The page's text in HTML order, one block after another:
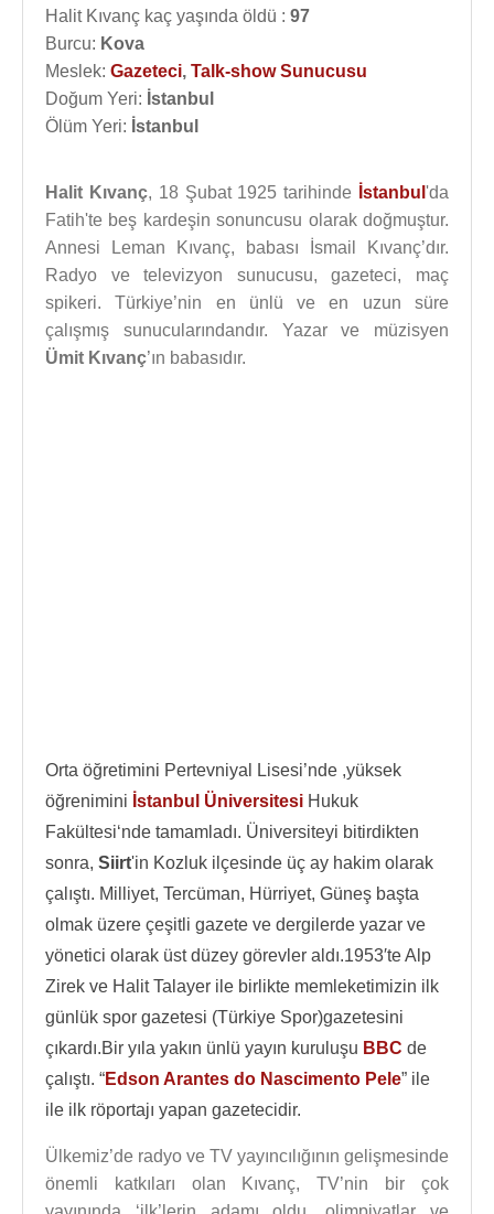
Halit Kıvanç kaç yaşında öldü : 97
Burcu: Kova
Meslek: Gazeteci, Talk-show Sunucusu
Doğum Yeri: İstanbul
Ölüm Yeri: İstanbul
Halit Kıvanç, 18 Şubat 1925 tarihinde İstanbul 'da
Fatih'te beş kardeşin sonuncusu olarak doğmuştur.
Annesi Leman Kıvanç, babası İsmail Kıvanç’dır.
Radyo ve televizyon sunucusu, gazeteci, maç
spikeri. Türkiye’nin en ünlü ve en uzun süre
çalışmış sunucularındandır. Yazar ve müzisyen
Ümit Kıvanç’ın babasıdır.
Orta öğretimini Pertevniyal Lisesi’nde ,yüksek
öğrenimini İstanbul Üniversitesi Hukuk
Fakültesi‘nde tamamladı. Üniversiteyi bitirdikten
sonra, Siirt'in Kozluk ilçesinde üç ay hakim olarak
çalıştı. Milliyet, Tercüman, Hürriyet, Güneş başta
olmak üzere çeşitli gazete ve dergilerde yazar ve
yönetici olarak üst düzey görevler aldı.1953′te Alp
Zirek ve Halit Talayer ile birlikte memleketimizin ilk
günlük spor gazetesi (Türkiye Spor)gazetesini
çıkardı.Bir yıla yakın ünlü yayın kuruluşu BBC de
çalıştı. “Edson Arantes do Nascimento Pele” ile
ile ilk röportajı yapan gazetecidir.
Ülkemiz’de radyo ve TV yayıncılığının gelişmesinde
önemli katkıları olan Kıvanç, TV’nin bir çok